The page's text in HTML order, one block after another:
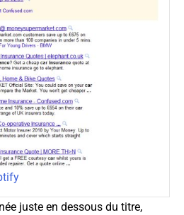
juste en dessous du titre,